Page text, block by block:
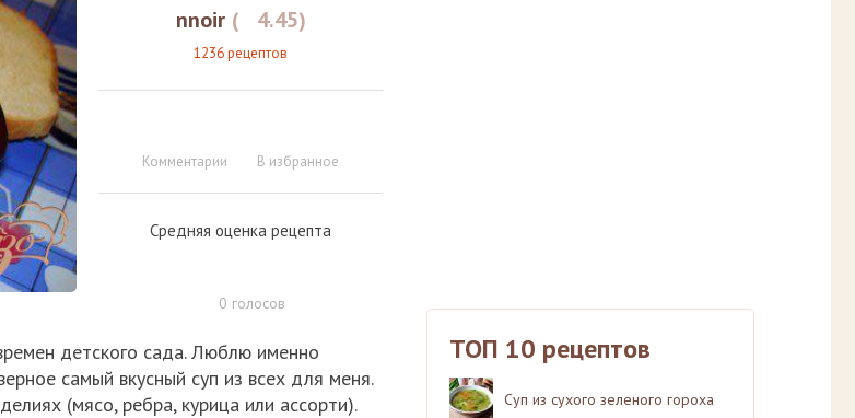
nnoir ( 4.45)
1236 рецептов
Комментарии В избранное
Средняя оценка рецепта
0 голосов
детского сада. Люблю именно
самый вкусный суп из всех для меня.
(мясо, ребра, курица или ассорти).
ТОП 10 рецептов
Суп из сухого зеленого гороха